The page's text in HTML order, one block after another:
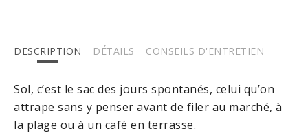
DESCRIPTION DÉTAILS CONSEILS D'ENTRETIEN
Sol, c’est le sac des jours spontanés, celui qu’on
attrape sans y penser avant de filer au marché, à
la plage ou à un café en terrasse.